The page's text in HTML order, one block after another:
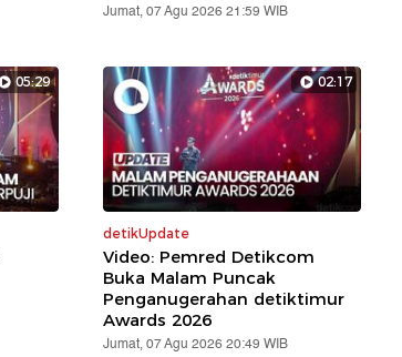
Jumat, 07 Agu 2026 21:59 WIB
05:29 02:17
detikUpdate
Video: Pemred Detikcom
Buka Malam Puncak
Penganugerahan detiktimur
Awards 2026
Jumat, 07 Agu 2026 20:49 WIB